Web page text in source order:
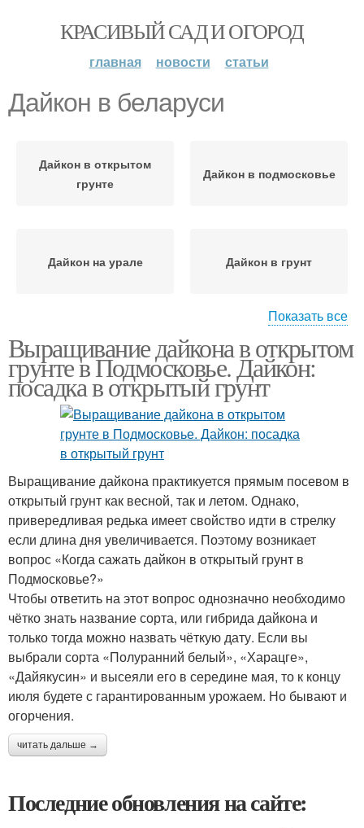
КРАСИВЫЙ САД И ОГОРОД
главная новости статьи
Дайкон в беларуси
Дайкон в открытом
грунте
Дайкон в подмосковье
Дайкон на урале Дайкон в грунт
грунт
типов
Дайкон для дальнего
востока
Показать все
Выращивание дайкона в открытом
грунте в Подмосковье. Дайкон:
посадка в открытый грунт
Выращивание дайкона практикуется прямым посевом в
открытый грунт как весной, так и летом. Однако,
привередливая редька имеет свойство идти в стрелку
если длина дня увеличивается. Поэтому возникает
вопрос «Когда сажать дайкон в открытый грунт в
Подмосковье?»
Чтобы ответить на этот вопрос однозначно необходимо
чётко знать название сорта, или гибрида дайкона и
только тогда можно назвать чёткую дату. Если вы
выбрали сорта «Полуранний белый», «Харацге»,
«Дайякусин» и высеяли его в середине мая, то к концу
июля будете с гарантированным урожаем. Но бывают и
огорчения.
читать дальше →
Последние обновления на сайте: